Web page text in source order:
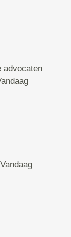
advocaten